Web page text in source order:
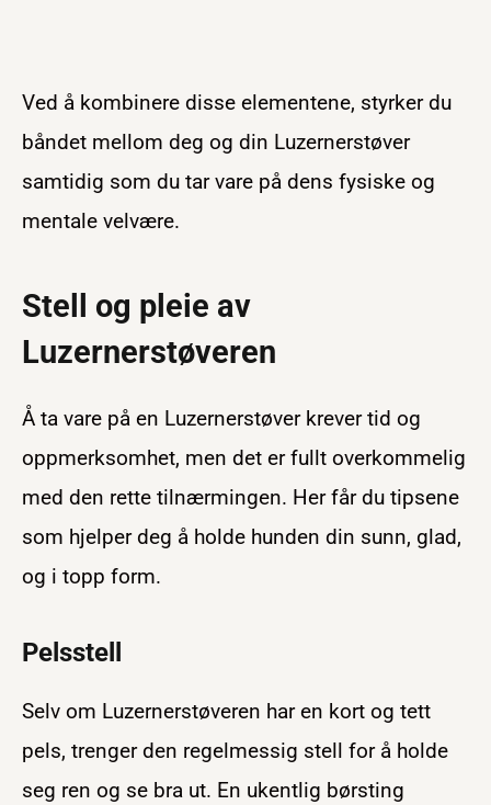
Ved å kombinere disse elementene, styrker du
båndet mellom deg og din Luzernerstøver
samtidig som du tar vare på dens fysiske og
mentale velvære.
Stell og pleie av
Luzernerstøveren
Å ta vare på en Luzernerstøver krever tid og
oppmerksomhet, men det er fullt overkommelig
med den rette tilnærmingen. Her får du tipsene
som hjelper deg å holde hunden din sunn, glad,
og i topp form.
Pelsstell
Selv om Luzernerstøveren har en kort og tett
pels, trenger den regelmessig stell for å holde
seg ren og se bra ut. En ukentlig børsting